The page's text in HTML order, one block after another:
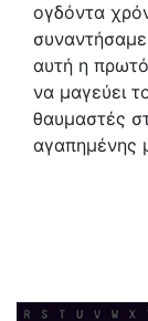
ογδόντα
αυτή η
να μαγεύει
θαυμαστές
αγαπημένης